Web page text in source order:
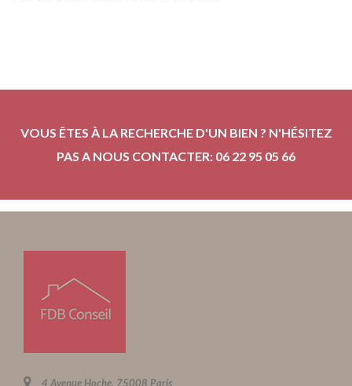
VOUS ÊTES À LA RECHERCHE D'UN BIEN ? N'HÉSITEZ
PAS A NOUS CONTACTER: 06 22 95 05 66
4 Avenue Hoche, 75008 Paris